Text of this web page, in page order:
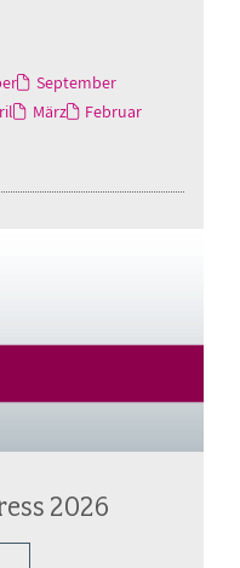
September
März
Februar
2026